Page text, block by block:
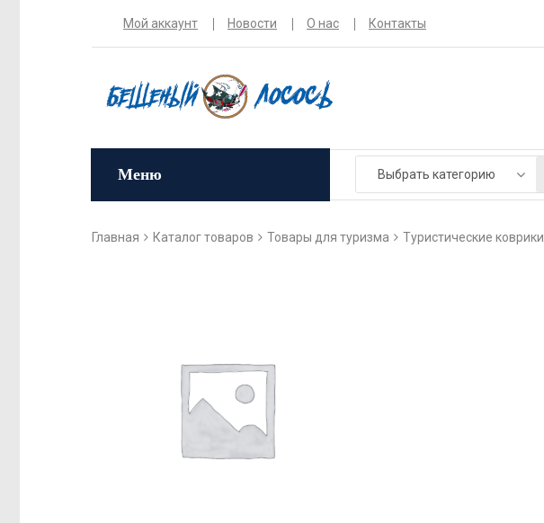
Мой аккаунт Новости О нас Контакты
Меню
Главная Каталог товаров Товары для туризма Туристические коврики